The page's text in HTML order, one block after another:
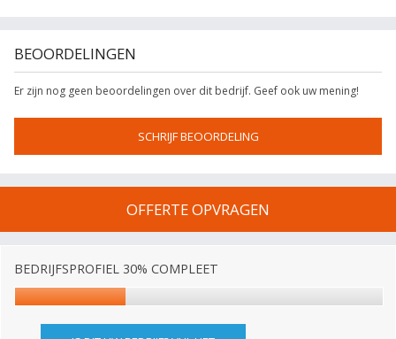
BEOORDELINGEN
Er zijn nog geen beoordelingen over dit bedrijf. Geef ook uw mening!
SCHRIJF BEOORDELING
OFFERTE OPVRAGEN
BEDRIJFSPROFIEL 30% COMPLEET